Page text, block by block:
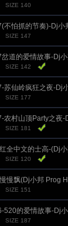
SIZE 140
不怕抓的节奏)-Dj小
SIZE 147
道的爱情故事-Dj
SIZE 142
苏仙岭疯狂之夜-Dj
SIZE 177
农村山顶Party之夜-
SIZE 181
全中文的士高-(Dj
SIZE 120
慢飘(Dj小邦 Prog
SIZE 151
520的爱情故事-Dj
SIZE 187